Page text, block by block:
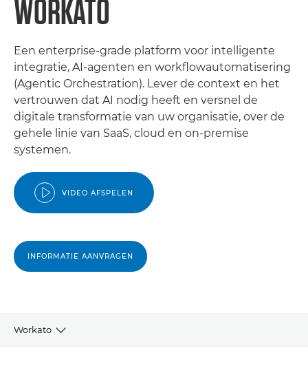
WORKATO
Een enterprise-grade platform voor intelligente
integratie, AI-agenten en workflowautomatisering
(Agentic Orchestration). Lever de context en het
vertrouwen dat AI nodig heeft en versnel de
digitale transformatie van uw organisatie, over de
gehele linie van SaaS, cloud en on-premise
systemen.
VIDEO AFSPELEN
INFORMATIE AANVRAGEN
Workato